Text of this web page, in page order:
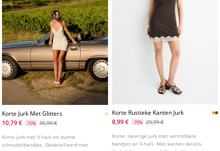
Korte Jurk Met Glitters
10,79 €
-70% 35,99 €
Korte jurk met V-hals en dunne
schouderbandjes. Gedetailleerd met
Korte Rustieke Kanten Jurk
8,99 €
-70% 29,99 €
Korte, zwierige jurk met verstelbare
bandjes en V-hals. Met kanten details.